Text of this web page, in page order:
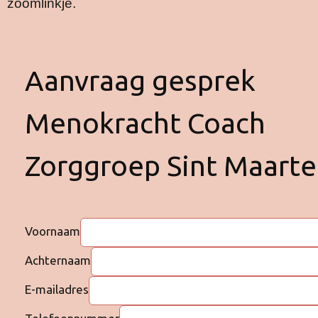
zoomlinkje.
Aanvraag gesprek
Menokracht Coach
Zorggroep Sint
Voornaam
Achternaam
E-mailadres